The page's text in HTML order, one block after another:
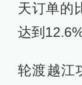
天订单的
达到12.6%
轮渡越江